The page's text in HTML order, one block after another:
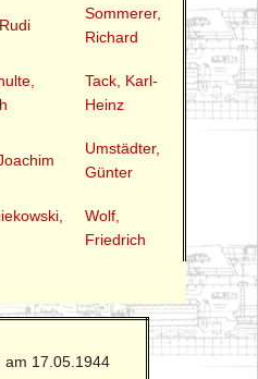
Sommerer,
Richard
Tack, Karl-
Heinz
Umstädter,
Günter
Wolf,
Friedrich
am 17.05.1944